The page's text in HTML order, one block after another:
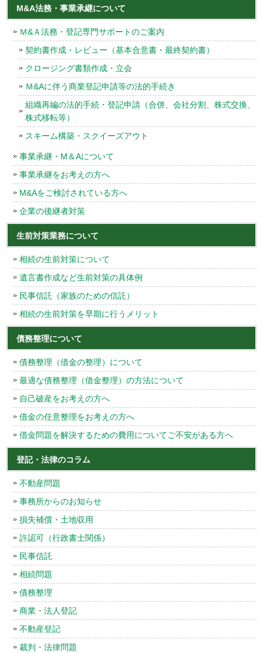
M&A法務・事業承継について
Ｍ&Ａ法務・登記専門サポートのご案内
契約書作成・レビュー（基本合意書・最終契約書）
クロージング書類作成・立会
Ｍ&Aに伴う商業登記申請等の法的手続き
組織再編の法的手続・登記申請（合併、会社分割、株式交換、
株式移転等）
スキーム構築・スクイーズアウト
事業承継・M＆Aについて
事業承継をお考えの方へ
M&Aをご検討されている方へ
企業の後継者対策
生前対策業務について
相続の生前対策について
遺言書作成など生前対策の具体例
民事信託（家族のための信託）
相続の生前対策を早期に行うメリット
債務整理について
債務整理（借金の整理）について
最適な債務整理（借金整理）の方法について
自己破産をお考えの方へ
借金の任意整理をお考えの方へ
借金問題を解決するための費用についてご不安がある方へ
登記・法律のコラム
不動産問題
事務所からのお知らせ
損失補償・土地収用
許認可（行政書士関係）
民事信託
相続問題
債務整理
商業・法人登記
不動産登記
裁判・法律問題